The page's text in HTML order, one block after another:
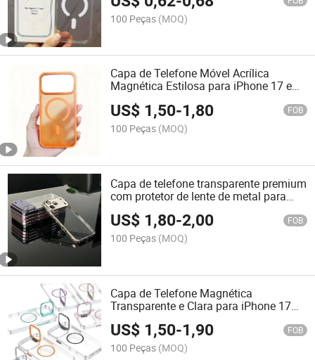
100 Peças (MOQ)
Capa de Telefone Móvel Acrílica
Magnética Estilosa para iPhone 17 e
Outros Modelos
US$ 1,50-1,80 FOB
100 Peças (MOQ)
Capa de telefone transparente premium
com protetor de lente de metal para
iPhone 17
US$ 1,80-2,00 FOB
100 Peças (MOQ)
Capa de Telefone Magnética
Transparente e Clara para iPhone 17
com Suporte para Lente da Câmera
US$ 1,50-1,90 FOB
100 Peças (MOQ)